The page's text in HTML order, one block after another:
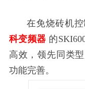
在免烧砖机
科变频器 的
高效，领先同类
功能完善。